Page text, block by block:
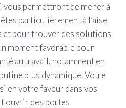
permettront de mener à
particulièrement à l’aise
et pour trouver des solutions
moment favorable pour
au travail, notamment en
plus dynamique. Votre
en votre faveur dans vos
ouvrir des portes